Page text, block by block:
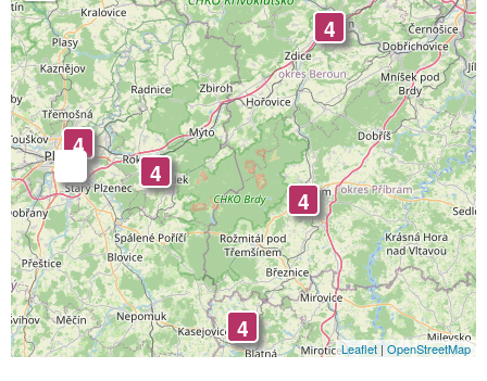
4
4
4
4
4
Leaflet |OpenStreetMap